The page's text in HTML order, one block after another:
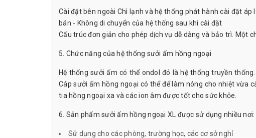
Cài đặt bên ngoài Chì lạnh và hệ thống phát hành cài đặt
bán - Không di chuyển của hệ thống sau khi cài đặt
Cấu trúc đơn giản cho phép dịch vụ dễ dàng và bảo trì.
5. Chức năng của hệ thống sưởi ấm hồng ngoại
Hệ thống sưởi ấm có thể ondol đó là hệ thống truyền
Cáp sưởi ấm hồng ngoại có thể để làm nóng cho nhiệt vừa
tia hồng ngoại xa và các ion âm được tốt cho sức khỏe.
6. Sản phẩm sưởi ấm hồng ngoại XL được sử dụng nhiều nơi:
Sử dụng cho các phòng, trường học, các cơ sở nghỉ